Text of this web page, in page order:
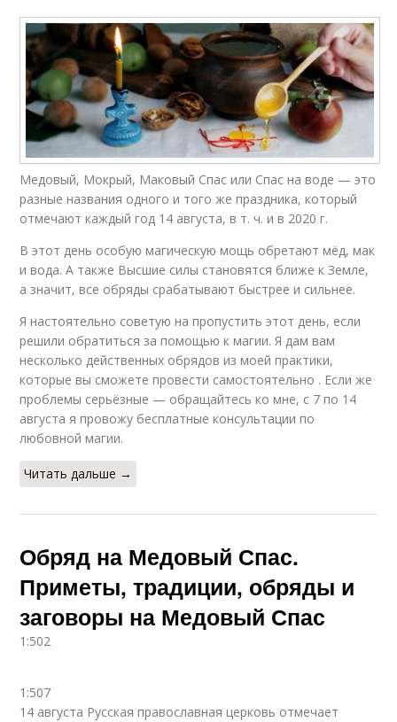
Медовый, Мокрый, Маковый Спас или Спас на воде — это
разные названия одного и того же праздника, который
отмечают каждый год 14 августа, в т. ч. и в 2020 г.
В этот день особую магическую мощь обретают мёд, мак
и вода. А также Высшие силы становятся ближе к Земле,
а значит, все обряды срабатывают быстрее и сильнее.
Я настоятельно советую на пропустить этот день, если
решили обратиться за помощью к магии. Я дам вам
несколько действенных обрядов из моей практики,
которые вы сможете провести самостоятельно . Если же
проблемы серьёзные — обращайтесь ко мне, с 7 по 14
августа я провожу бесплатные консультации по
любовной магии.
Читать дальше →
Обряд на Медовый Спас.
Приметы, традиции, обряды и
заговоры на Медовый Спас
1:502
1:507
14 августа Русская православная церковь отмечает